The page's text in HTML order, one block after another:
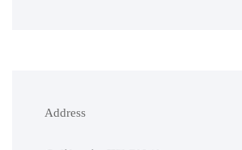
Address